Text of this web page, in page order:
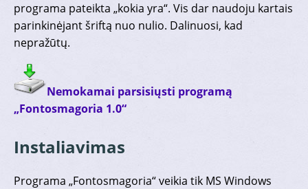
programa pateikta „kokia yra“. Vis dar naudoju kartais
parinkinėjant šriftą nuo nulio. Dalinuosi, kad
nepražūtų.
Nemokamai parsisiųsti programą
„Fontosmagoria 1.0“
Instaliavimas
Programa „Fontosmagoria“ veikia tik MS Windows